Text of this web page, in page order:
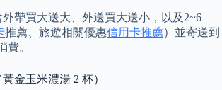
帶買大送大、外送買大送小，以及2~6
推薦、旅遊相關優惠信用卡推薦）並寄送到
費。
金玉米濃湯 2 杯）